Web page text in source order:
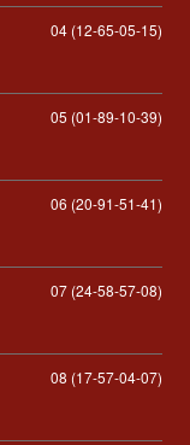
04 (12-65-05-15)
05 (01-89-10-39)
06 (20-91-51-41)
07 (24-58-57-08)
08 (17-57-04-07)